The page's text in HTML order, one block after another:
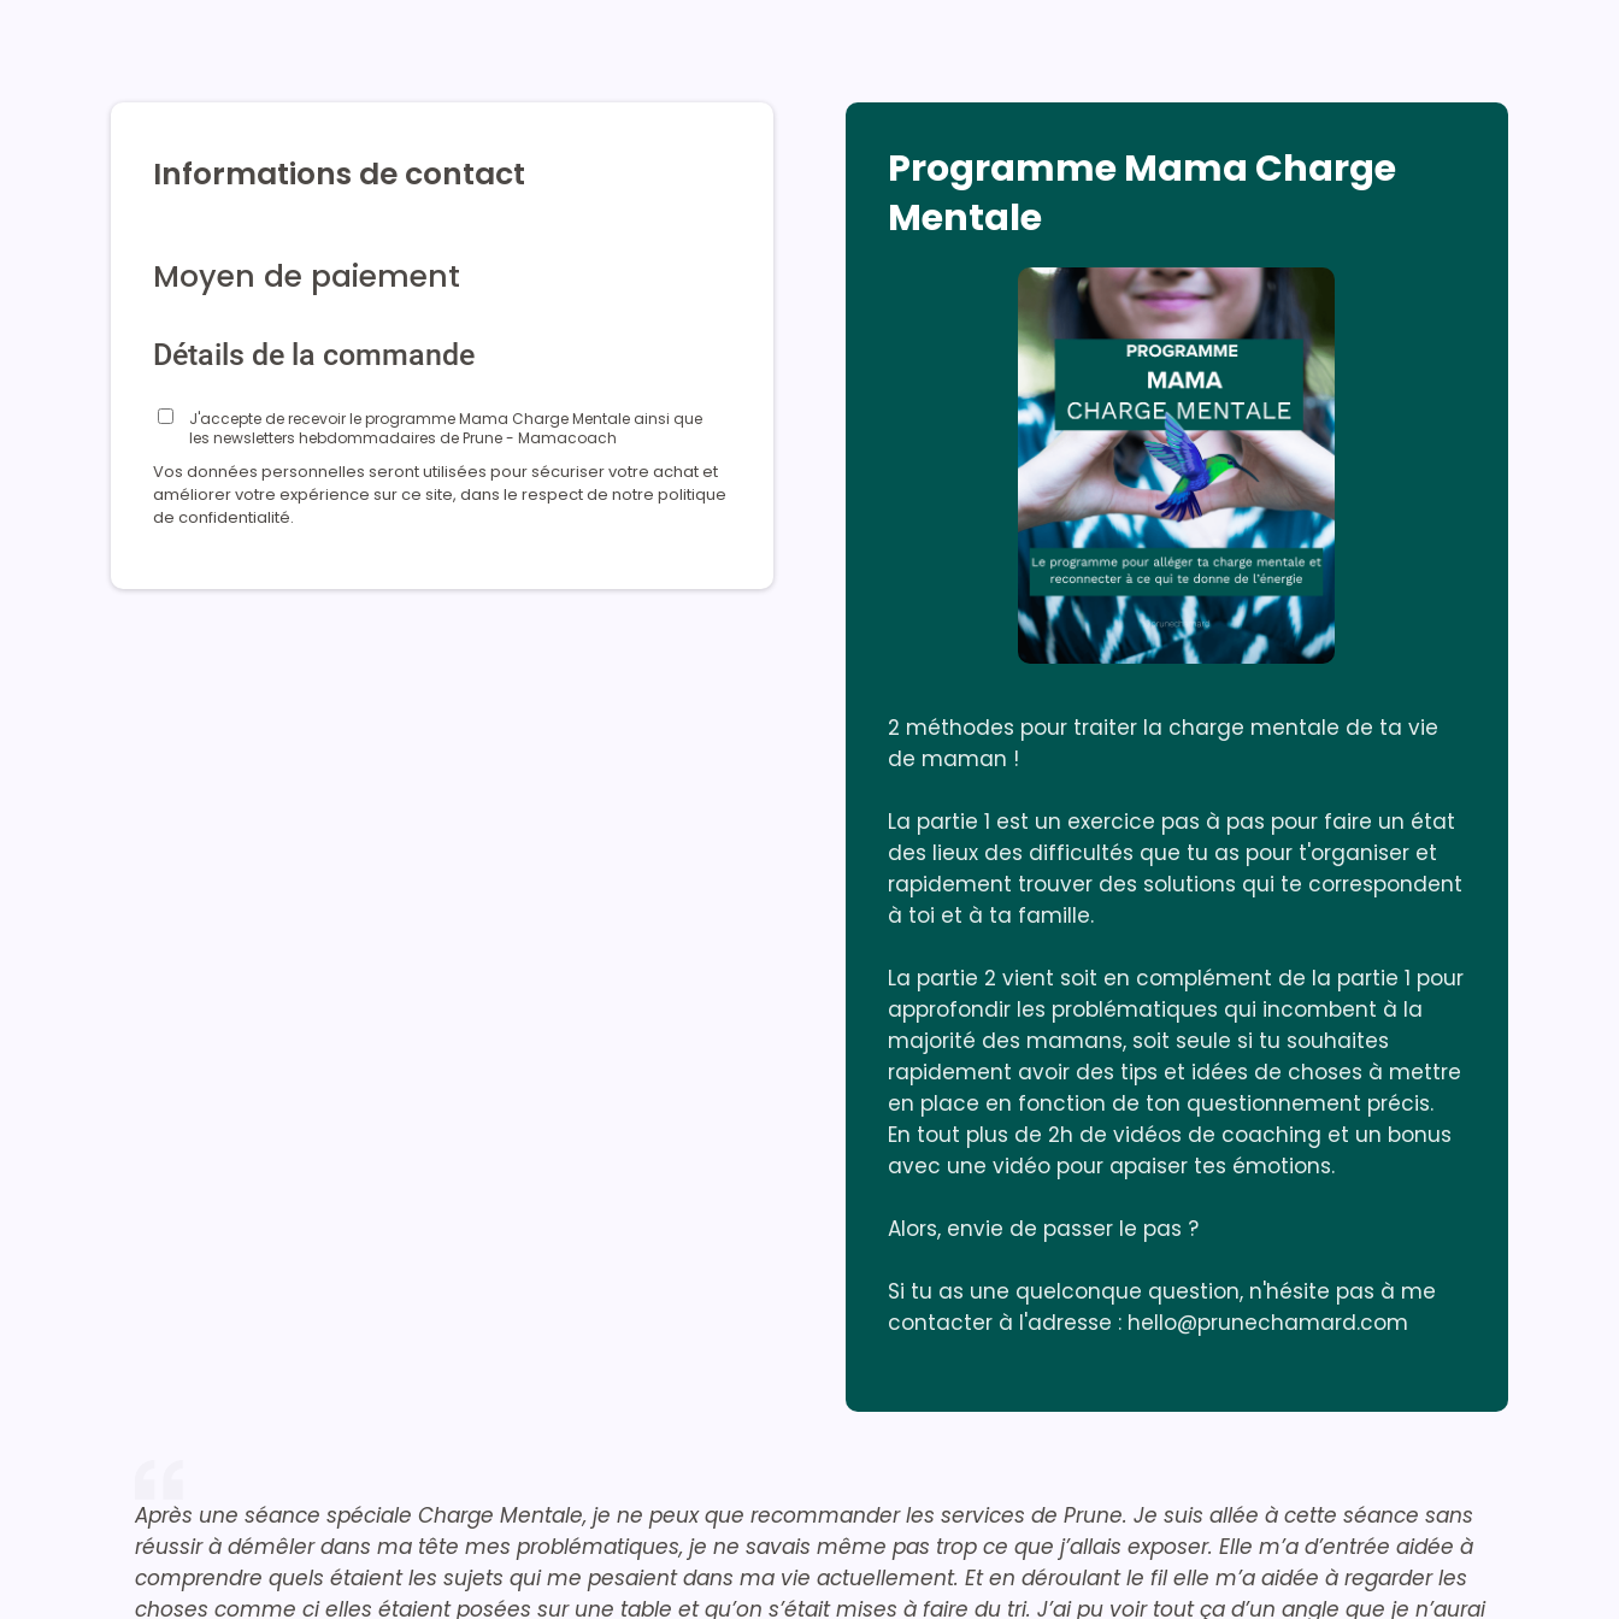
Informations de contact
Moyen de paiement
Détails de la commande
J'accepte de recevoir le programme Mama Charge Mentale ainsi que
les newsletters hebdommadaires de Prune - Mamacoach
Vos données personnelles seront utilisées pour sécuriser votre achat et
améliorer votre expérience sur ce site, dans le respect de notre politique
de confidentialité.
Programme Mama Charge
Mentale
2 méthodes pour traiter la charge mentale de ta vie
de maman !
La partie 1 est un exercice pas à pas pour faire un état
des lieux des difficultés que tu as pour t'organiser et
rapidement trouver des solutions qui te correspondent
à toi et à ta famille.
La partie 2 vient soit en complément de la partie 1 pour
approfondir les problématiques qui incombent à la
majorité des mamans, soit seule si tu souhaites
rapidement avoir des tips et idées de choses à mettre
en place en fonction de ton questionnement précis.
En tout plus de 2h de vidéos de coaching et un bonus
avec une vidéo pour apaiser tes émotions.
Alors, envie de passer le pas ?
Si tu as une quelconque question, n'hésite pas à me
contacter à l'adresse : hello@prunechamard.com
Après une séance spéciale Charge Mentale, je ne peux que recommander les services de Prune. Je suis allée à cette séance sans
réussir à démêler dans ma tête mes problématiques, je ne savais même pas trop ce que j’allais exposer. Elle m’a d’entrée aidée à
comprendre quels étaient les sujets qui me pesaient dans ma vie actuellement. Et en déroulant le fil elle m’a aidée à regarder les
choses comme ci elles étaient posées sur une table et qu’on s’était mises à faire du tri. J’ai pu voir tout ça d’un angle que je n’aurai